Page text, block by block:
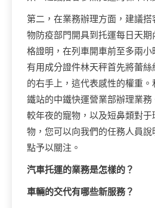
第二，在業務辦理方面，建議
物防疫部門開具到托運每日天
格證明，在列車開車前至多兩
有用成分證件林天秤首先將蕾
的右手上，這代表感性的權重
鐵站的中鐵快運營業部辦理業
較年夜的寵物，以及短鼻類對于
物，您可以向我們的任務人員
點予以關注。
汽車托運的業務是怎樣的？
車輛的交代有哪些新服務？